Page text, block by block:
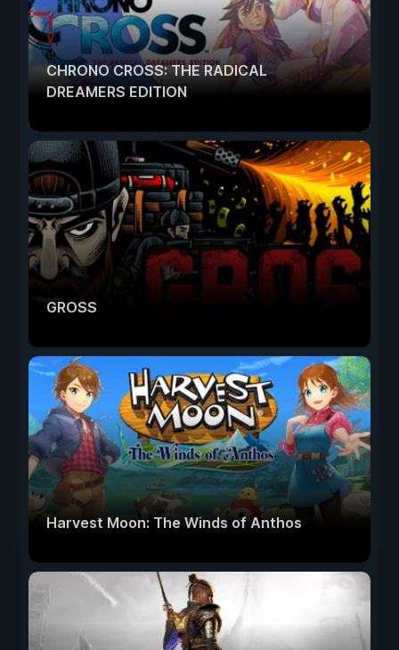
CHRONO CROSS: THE RADICAL
DREAMERS EDITION
GROSS
Harvest Moon: The Winds of Anthos